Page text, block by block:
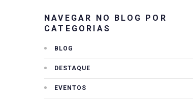
NAVEGAR NO BLOG POR
CATEGORIAS
BLOG
DESTAQUE
EVENTOS